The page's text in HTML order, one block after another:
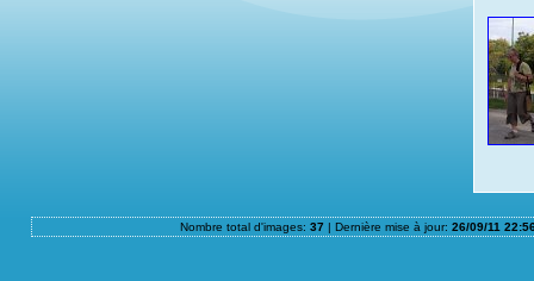
Nombre total d'images: 37 | Dernière mise à jour: 26/09/11